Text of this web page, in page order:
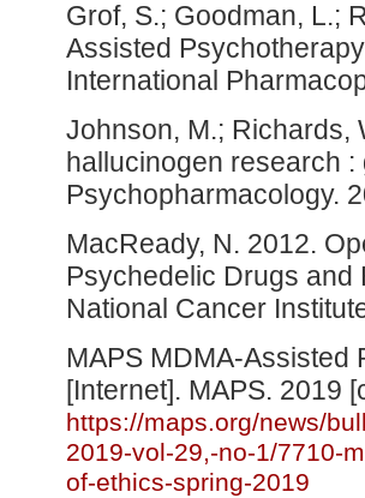
Grof, S.; Goodman, L.;
Assisted
International
Johnson, M.; Richards,
hallucinogen research
Psychopharmacology.
MacReady, N. 2012.
Psychedelic Drugs and
National Cancer
MAPS MDMA-Assisted
[Internet]. MAPS. 2019
https://maps.org/news/
2019-vol-29,-no-1/7710-
of-ethics-spring-2019